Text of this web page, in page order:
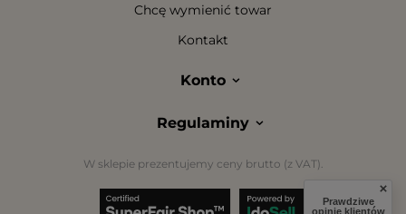
Chcę wymienić towar
Kontakt
Konto
Regulaminy
W sklepie prezentujemy ceny brutto (z VAT).
Prawdziwe
opinie klientów